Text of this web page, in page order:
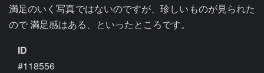
満足のいく写真ではないのですが、珍しいものが見られた
ので 満足感はある、といったところです。
ID
#118556